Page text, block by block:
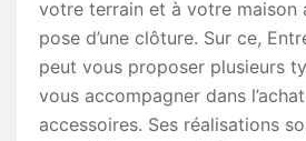
votre terrain et à votre maison
pose d’une clôture. Sur ce,
peut vous proposer plusieurs
vous accompagner dans
accessoires. Ses réalisations